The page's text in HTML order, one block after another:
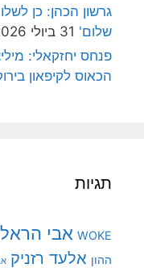
גרשון הכהן: כן
שלום' 31 ביולי 2026
פנחס יחזקאלי:
הכאוס לקיפאון
תגיות
WOKE אבי הראל
ההון אלעד רזניק